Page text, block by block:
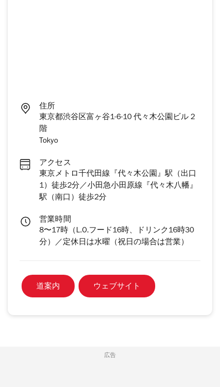
住所
東京都渋谷区富ヶ谷1-6-10 代々木公園ビル 2
階
Tokyo
アクセス
東京メトロ千代田線『代々木公園』駅（出口
1）徒歩2分／小田急小田原線『代々木八幡』
駅（南口）徒歩2分
営業時間
8〜17時（L.O.フード16時、ドリンク16時30
分）／定休日は水曜（祝日の場合は営業）
道案内 ウェブサイト
広告